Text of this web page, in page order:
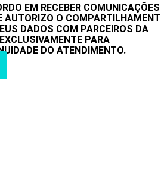
EM RECEBER
AUTORIZO O
DADOS COM PARCEIROS DA
PARA
DO ATENDIMENTO.